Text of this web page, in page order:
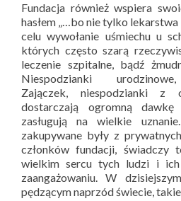
Fundacja również wspiera
hasłem „…bo nie tylko
celu wywołanie uśmiechu u
których często szarą
leczenie szpitalne, bądź
Niespodzianki
Zajączek, niespodzianki z
dostarczają ogromną
zasługują na wielkie
zakupywane były z
członków fundacji,
wielkim sercu tych ludzi i ich
zaangażowaniu. W
pędzącym naprzód świecie,